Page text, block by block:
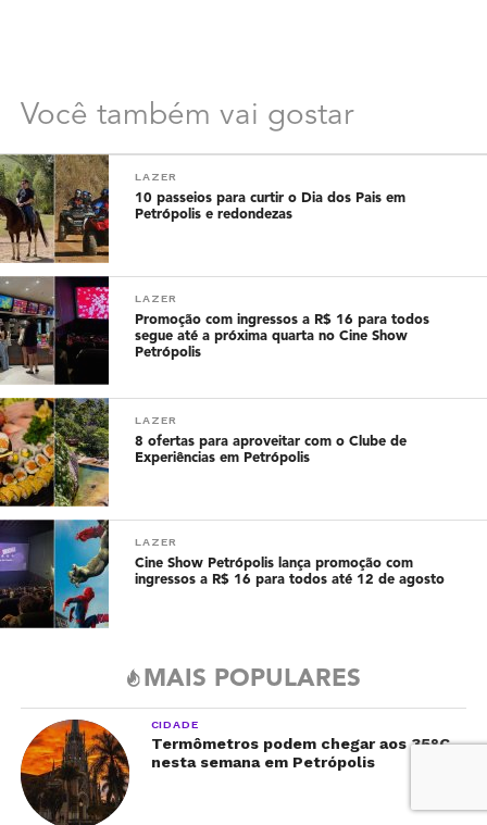
Você também vai gostar
LAZER
10 passeios para curtir o Dia dos Pais em
Petrópolis e redondezas
LAZER
Promoção com ingressos a R$ 16 para todos
segue até a próxima quarta no Cine Show
Petrópolis
LAZER
8 ofertas para aproveitar com o Clube de
Experiências em Petrópolis
LAZER
Cine Show Petrópolis lança promoção com
ingressos a R$ 16 para todos até 12 de agosto
MAIS POPULARES
CIDADE
Termômetros podem chegar aos 35°C
nesta semana em Petrópolis